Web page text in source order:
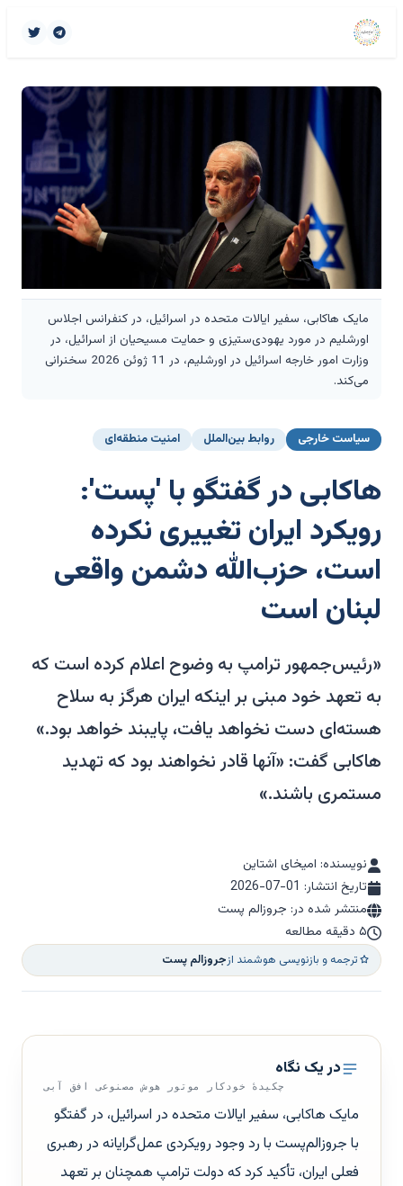
مایک هاکابی، سفیر ایالات متحده در اسرائیل، در کنفرانس اجلاس
اورشلیم در مورد یهودی‌ستیزی و حمایت مسیحیان از اسرائیل، در
وزارت امور خارجه اسرائیل در اورشلیم، در 11 ژوئن 2026 سخنرانی
می‌کند.
سیاست خارجی روابط بین‌الملل امنیت منطقه‌ای
هاکابی در گفتگو با 'پست':
رویکرد ایران تغییری نکرده
است، حزب‌الله دشمن واقعی
لبنان است
«رئیس‌جمهور ترامپ به وضوح اعلام کرده است که
به تعهد خود مبنی بر اینکه ایران هرگز به سلاح
هسته‌ای دست نخواهد یافت، پایبند خواهد بود.»
هاکابی گفت: «آنها قادر نخواهند بود که تهدید
مستمری باشند.»
نویسنده: امیخای اشتاین
تاریخ انتشار: 2026-07-01
منتشر شده در: جروزالم پست
۵ دقیقه مطالعه
ترجمه و بازنویسی هوشمند ازجروزالم پست
در یک نگاه
چکیدهٔ خودکار موتور هوش مصنوعی افق آبی
مایک هاکابی، سفیر ایالات متحده در اسرائیل، در گفتگو
با جروزالم‌پست با رد وجود رویکردی عمل‌گرایانه در رهبری
فعلی ایران، تأکید کرد که دولت ترامپ همچنان بر تعهد